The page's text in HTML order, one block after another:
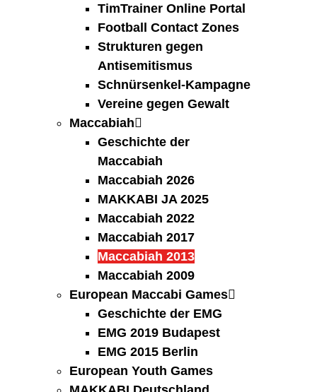
TimTrainer Online Portal
Football Contact Zones
Strukturen gegen
Antisemitismus
Schnürsenkel-Kampagne
Vereine gegen Gewalt
Maccabiah
Geschichte der
Maccabiah
Maccabiah 2026
MAKKABI JA 2025
Maccabiah 2022
Maccabiah 2017
Maccabiah 2013
Maccabiah 2009
European Maccabi Games
Geschichte der EMG
EMG 2019 Budapest
EMG 2015 Berlin
European Youth Games